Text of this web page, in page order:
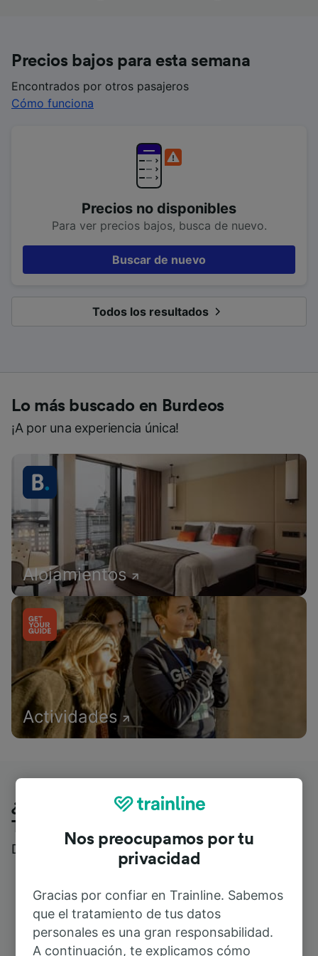
Precios bajos para esta semana
Encontrados por otros pasajeros
Cómo funciona
Precios no disponibles
Para ver precios bajos, busca de nuevo.
Buscar de nuevo
Todos los resultados
Lo más buscado en Burdeos
¡A por una experiencia única!
Alojamientos
Actividades
¿Qué piensan nuestros clientes de
Trainline?
Descubre reseñas reales de nuestros viajeros
Nos preocupamos por tu
privacidad
Gracias por confiar en Trainline. Sabemos
que el tratamiento de tus datos
personales es una gran responsabilidad.
A continuación, te explicamos cómo